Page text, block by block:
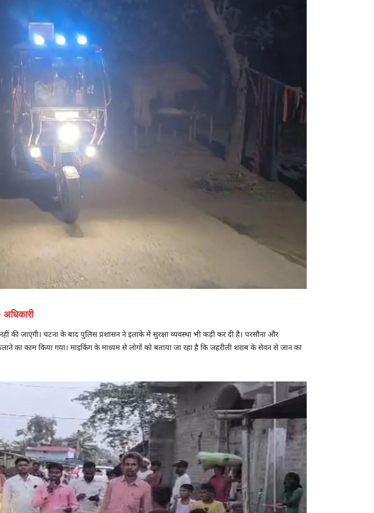
अधिकारी
की जाएगी। घटना के बाद पुलिस प्रशासन ने इलाके में सुरक्षा व्यवस्था भी कड़ी कर दी है। परसौना और
का काम किया गया। माइकिंग के माध्यम से लोगों को बताया जा रहा है कि जहरीली शराब के सेवन से जान का